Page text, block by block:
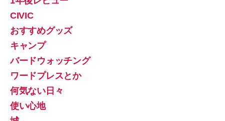
CIVIC
おすすめグッズ
キャンプ
バードウォッチング
ワードプレスとか
何気ない日々
使い心地